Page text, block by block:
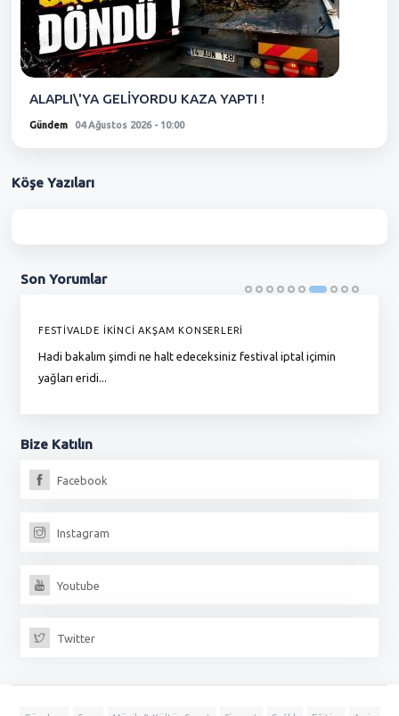
ALAPLI\'YA GELİYORDU KAZA YAPTI !
Gündem 04 Ağustos 2026 - 10:00
Köşe Yazıları
Son Yorumlar
FESTİVALDE İKİNCİ AKŞAM KONSERLERİ
Hadi bakalım şimdi ne halt edeceksiniz festival iptal içimin
yağları eridi...
Bize Katılın
Facebook
Instagram
Youtube
Twitter